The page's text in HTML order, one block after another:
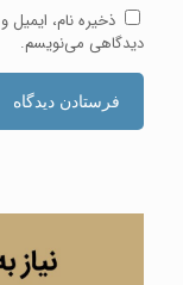
ذخیره نام، ایمیل
دیدگاهی می‌نویسم.